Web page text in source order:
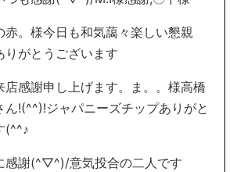
赤。様今日も和気藹々楽しい懇親
りがとうございます
店感謝申し上げます。ま。。様高橋
ん!(^^)!ジャパニーズチップありがと
(^^♪
感謝(^▽^)/意気投合の二人です